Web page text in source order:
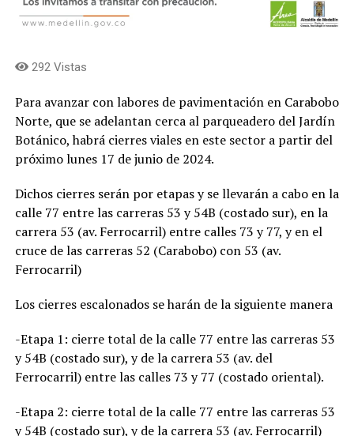
292 Vistas
Para avanzar con labores de pavimentación en Carabobo
Norte, que se adelantan cerca al parqueadero del Jardín
Botánico, habrá cierres viales en este sector a partir del
próximo lunes 17 de junio de 2024.
Dichos cierres serán por etapas y se llevarán a cabo en la
calle 77 entre las carreras 53 y 54B (costado sur), en la
carrera 53 (av. Ferrocarril) entre calles 73 y 77, y en el
cruce de las carreras 52 (Carabobo) con 53 (av.
Ferrocarril)
Los cierres escalonados se harán de la siguiente manera
-Etapa 1: cierre total de la calle 77 entre las carreras 53
y 54B (costado sur), y de la carrera 53 (av. del
Ferrocarril) entre las calles 73 y 77 (costado oriental).
-Etapa 2: cierre total de la calle 77 entre las carreras 53
y 54B (costado sur), y de la carrera 53 (av. Ferrocarril)